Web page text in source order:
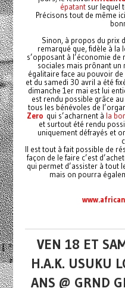
épatantsur lequel
Précisons tout de même
Sinon, à propos du prix
remarqué que, fidèle à la
s’opposant à l’économie
sociales mais prônant
égalitaire face au pouvoir
et du samedi 30 avril a été
dimanche 1er mai est lui
est rendu possible grâce
tous les bénévoles de
Zero qui s’acharnent à la
et surtout été rendu
uniquement défrayés et
Il est tout à fait possible de
façon de le faire c’est
qui permet d’assister à tout
mais on pourra
VEN 18 ET
H.A.K. USUKU
ANS @ GRND